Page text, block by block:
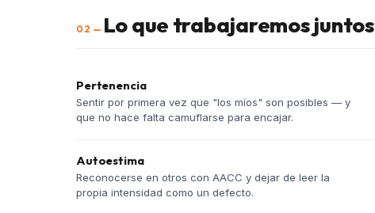
02 — Lo que trabajaremos juntos
Pertenencia
Sentir por primera vez que "los míos" son posibles — y
que no hace falta camuflarse para encajar.
Autoestima
Reconocerse en otros con AACC y dejar de leer la
propia intensidad como un defecto.